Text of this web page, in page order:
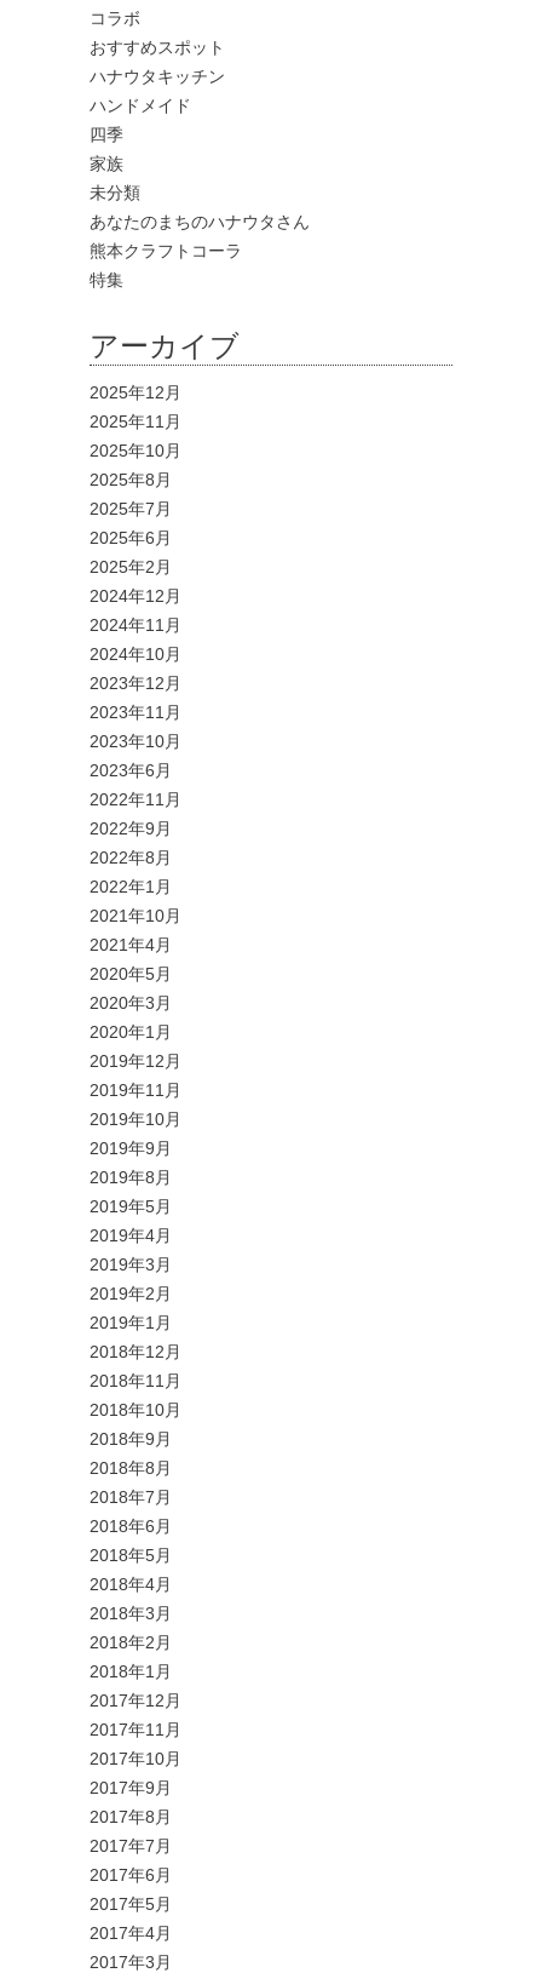
コラボ
おすすめスポット
ハナウタキッチン
ハンドメイド
四季
家族
未分類
あなたのまちのハナウタさん
熊本クラフトコーラ
特集
アーカイブ
2025年12月
2025年11月
2025年10月
2025年8月
2025年7月
2025年6月
2025年2月
2024年12月
2024年11月
2024年10月
2023年12月
2023年11月
2023年10月
2023年6月
2022年11月
2022年9月
2022年8月
2022年1月
2021年10月
2021年4月
2020年5月
2020年3月
2020年1月
2019年12月
2019年11月
2019年10月
2019年9月
2019年8月
2019年5月
2019年4月
2019年3月
2019年2月
2019年1月
2018年12月
2018年11月
2018年10月
2018年9月
2018年8月
2018年7月
2018年6月
2018年5月
2018年4月
2018年3月
2018年2月
2018年1月
2017年12月
2017年11月
2017年10月
2017年9月
2017年8月
2017年7月
2017年6月
2017年5月
2017年4月
2017年3月